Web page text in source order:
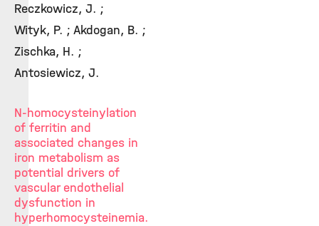
Reczkowicz, J. ;
Wityk, P. ; Akdogan, B. ;
Zischka, H. ;
Antosiewicz, J.
N-homocysteinylation
of ferritin and
associated changes in
iron metabolism as
potential drivers of
vascular endothelial
dysfunction in
hyperhomocysteinemia.